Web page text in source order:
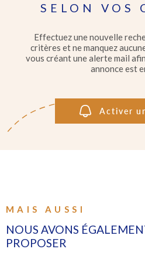
SELON VOS
Effectuez une nouvelle
critères et ne manquez
vous créant une alerte mail
annonce est
Activer
MAIS AUSSI
NOUS AVONS
PROPOSER